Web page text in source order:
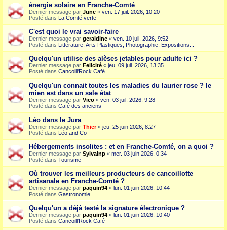
énergie solaire en Franche-Comté
Dernier message par June « ven. 17 juil. 2026, 10:20
Posté dans La Comté verte
C'est quoi le vrai savoir-faire
Dernier message par geraldine « ven. 10 juil. 2026, 9:52
Posté dans Littérature, Arts Plastiques, Photographie, Expositions...
Quelqu'un utilise des alèses jetables pour adulte ici ?
Dernier message par Felicité « jeu. 09 juil. 2026, 13:35
Posté dans Cancoill'Rock Café
Quelqu'un connait toutes les maladies du laurier rose ? le
mien est dans un sale état
Dernier message par Vico « ven. 03 juil. 2026, 9:28
Posté dans Café des anciens
Léo dans le Jura
Dernier message par Thier« jeu. 25 juin 2026, 8:27
Posté dans Léo and Co
Hébergements insolites : et en Franche-Comté, on a quoi ?
Dernier message par Sylvainp « mer. 03 juin 2026, 0:34
Posté dans Tourisme
Où trouver les meilleurs producteurs de cancoillotte
artisanale en Franche-Comté ?
Dernier message par paquin94 « lun. 01 juin 2026, 10:44
Posté dans Gastronomie
Quelqu'un a déjà testé la signature électronique ?
Dernier message par paquin94 « lun. 01 juin 2026, 10:40
Posté dans Cancoill'Rock Café